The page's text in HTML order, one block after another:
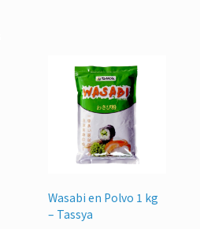
Wasabi en Polvo 1 kg
– Tassya